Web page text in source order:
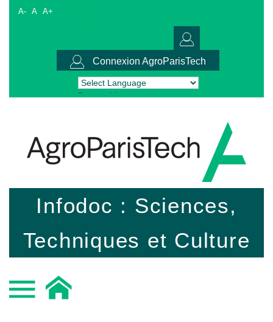
A- A A+
Connexion AgroParisTech
Powered by Translate
Infodoc : Sciences,
Techniques et Culture